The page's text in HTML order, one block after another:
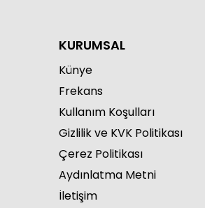
KURUMSAL
Künye
Frekans
Kullanım Koşulları
Gizlilik ve KVK Politikası
Çerez Politikası
Aydınlatma Metni
İletişim